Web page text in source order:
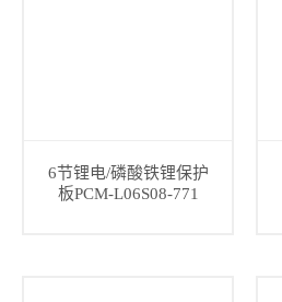
6节锂电/磷酸铁锂保护
板PCM-L06S08-771